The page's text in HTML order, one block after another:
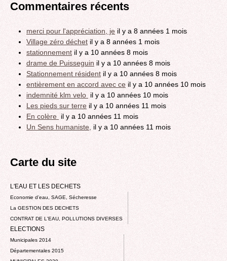
Commentaires récents
merci pour l'appréciation, je il y a 8 années 1 mois
Village zéro déchet il y a 8 années 1 mois
stationnement il y a 10 années 8 mois
drame de Puisseguin il y a 10 années 8 mois
Stationnement résident il y a 10 années 8 mois
entièrement en accord avec ce il y a 10 années 10 mois
indemnité klm velo il y a 10 années 10 mois
Les pieds sur terre il y a 10 années 11 mois
En colère il y a 10 années 11 mois
Un Sens humaniste, il y a 10 années 11 mois
Carte du site
L'EAU ET LES DECHETS
Economie d’eau, SAGE, Sécheresse
La GESTION DES DECHETS
CONTRAT DE L'EAU, POLLUTIONS DIVERSES
ELECTIONS
Municipales 2014
Départementales 2015